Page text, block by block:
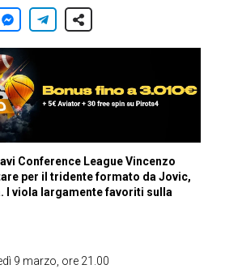
Conference League Vincenzo
per il tridente formato da Jovic,
I viola largamente favoriti sulla
9 marzo, ore 21.00